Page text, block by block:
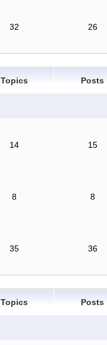
32 26
Topics Posts
14 15
8 8
35 36
Topics Posts